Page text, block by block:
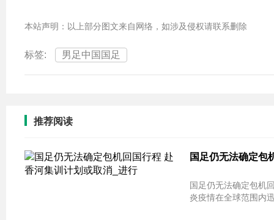
本站声明：以上部分图文来自网络，如涉及侵权请联系删除
标签: 男足中国国足
推荐阅读
国足仍无法确定包
国足仍无法确定包机
炎疫情在全球范围内